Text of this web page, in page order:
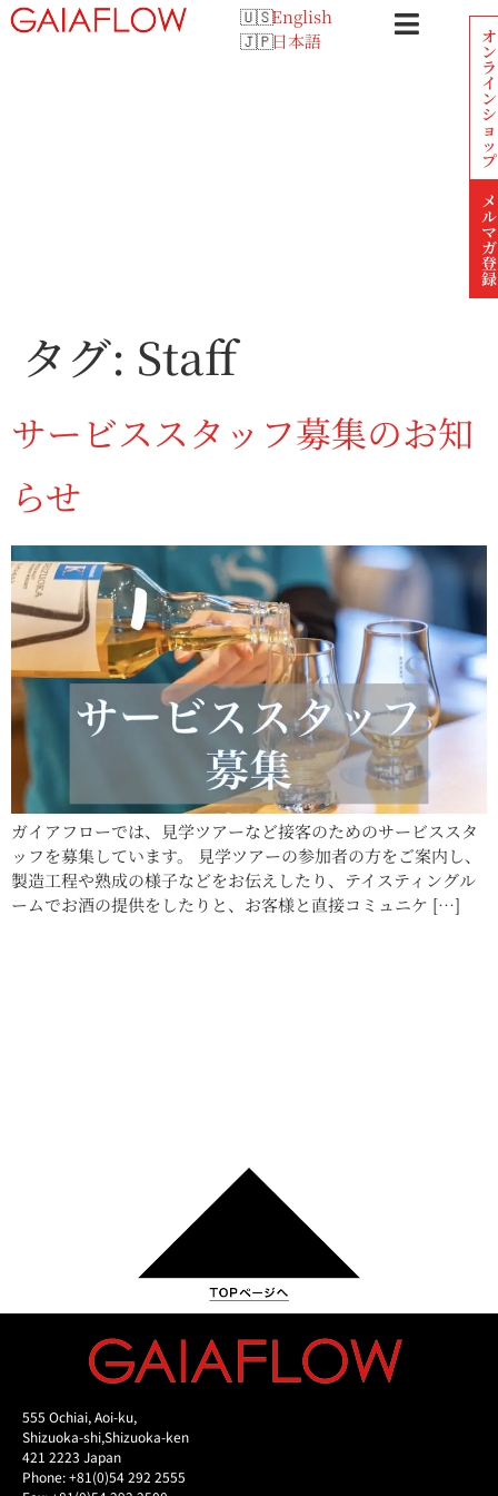
English
日本語
オ
ン
ラ
イ
ン
シ
ョ
ッ
プ
メ
ル
マ
ガ
登
録
タグ: Staff
サービススタッフ募集のお知
らせ
ガイアフローでは、見学ツアーなど接客のためのサービススタ
ッフを募集しています。 見学ツアーの参加者の方をご案内し、
製造工程や熟成の様子などをお伝えしたり、テイスティングル
ームでお酒の提供をしたりと、お客様と直接コミュニケ […]
555 Ochiai, Aoi-ku,
Shizuoka-shi,Shizuoka-ken
421 2223 Japan
Phone: +81(0)54 292 2555